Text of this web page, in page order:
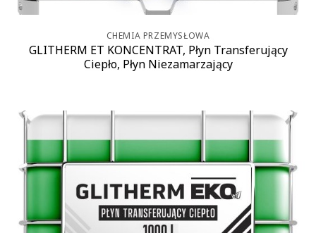
CHEMIA PRZEMYSŁOWA
GLITHERM ET KONCENTRAT, Płyn Transferujący
Ciepło, Płyn Niezamarzający